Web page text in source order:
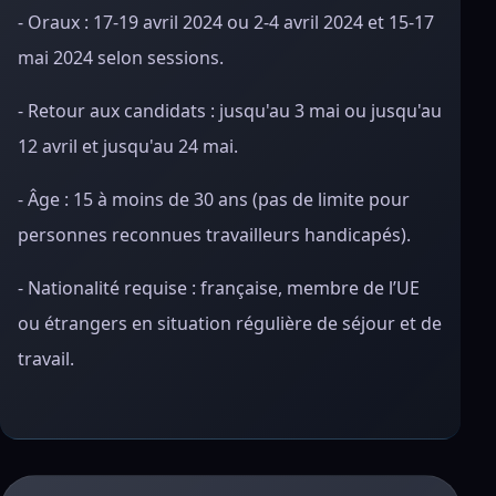
- Oraux : 17-19 avril 2024 ou 2-4 avril 2024 et 15-17
mai 2024 selon sessions.
- Retour aux candidats : jusqu'au 3 mai ou jusqu'au
12 avril et jusqu'au 24 mai.
- Âge : 15 à moins de 30 ans (pas de limite pour
personnes reconnues travailleurs handicapés).
- Nationalité requise : française, membre de l’UE
ou étrangers en situation régulière de séjour et de
travail.